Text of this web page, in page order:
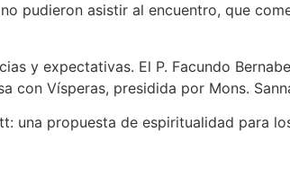
pudieron asistir al encuentro, que
y expectativas. El P. Facundo
con Vísperas, presidida por Mons.
una propuesta de espiritualidad para